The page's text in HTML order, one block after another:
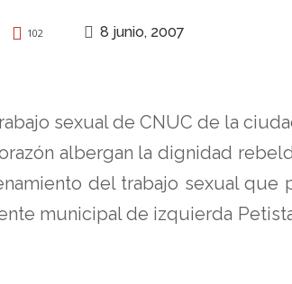
102 8 junio, 2007
sexual de CNUC de la
albergan la dignidad
del trabajo sexual que
municipal de izquierda